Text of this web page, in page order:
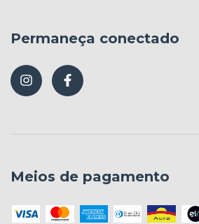
Permaneça conectado
Meios de pagamento